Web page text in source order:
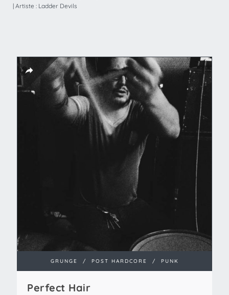
| Artiste : Ladder Devils
GRUNGE / POST HARDCORE / PUNK
Perfect Hair